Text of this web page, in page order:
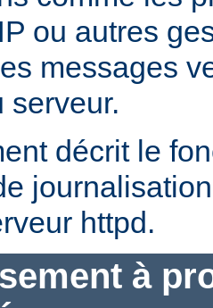
ou autres
messages
serveur.
décrit le
httpd.
à